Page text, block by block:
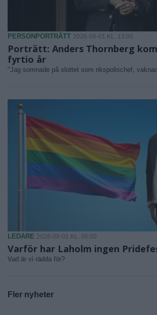
PERSONPORTRÄTT 2026-08-01 KL. 13:00
Porträtt: Anders Thornberg
fyrtio år
"Jag somnade på slottet som rikspolischef,
LEDARE 2026-08-01 KL. 06:00
Varför har Laholm ingen
Vad är vi rädda för?
Fler nyheter